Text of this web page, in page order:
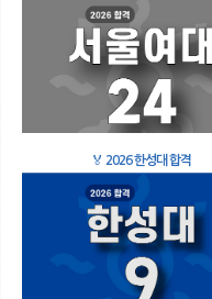
🏅 2026 한성대 합격